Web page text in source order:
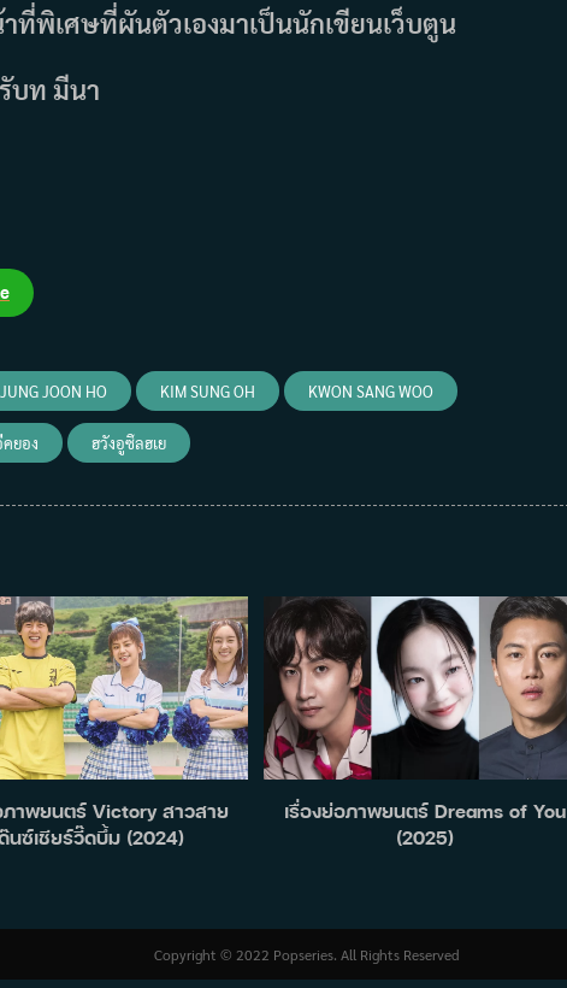
ที่พิเศษที่ผันตัวเองมาเป็นนักเขียนเว็บตูน
บท มีนา
JUNG JOON HO KIM SUNG OH KWON SANG WOO
ยอง ฮวังอูซึลฮเย
ภาพยนตร์ Victory สาวสาย
นซ์เชียร์วี๊ดบึ้ม (2024)
เรื่องย่อภาพยนตร์ Dreams of You
(2025)
Copyright © 2022 Popseries. All Rights Reserved